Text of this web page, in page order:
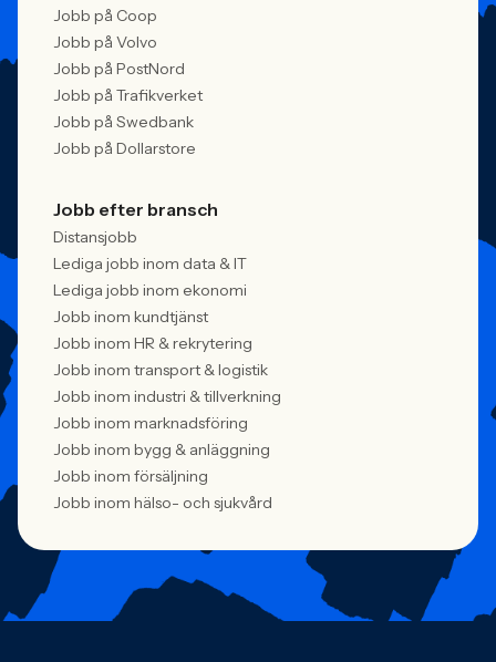
Jobb på Coop
Jobb på Volvo
Jobb på PostNord
Jobb på Trafikverket
Jobb på Swedbank
Jobb på Dollarstore
Jobb efter bransch
Distansjobb
Lediga jobb inom data & IT
Lediga jobb inom ekonomi
Jobb inom kundtjänst
Jobb inom HR & rekrytering
Jobb inom transport & logistik
Jobb inom industri & tillverkning
Jobb inom marknadsföring
Jobb inom bygg & anläggning
Jobb inom försäljning
Jobb inom hälso- och sjukvård